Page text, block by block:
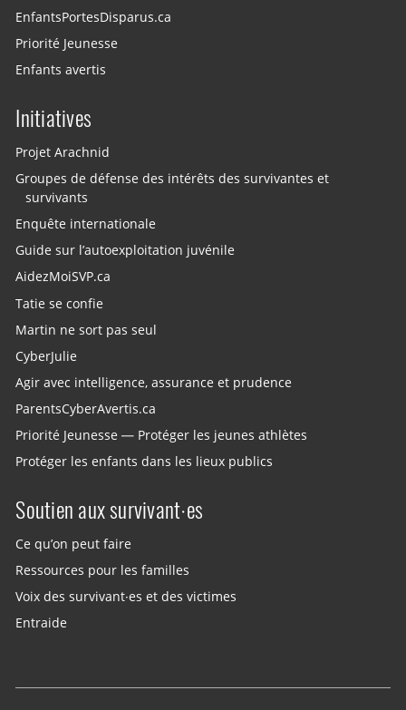
EnfantsPortesDisparus.ca
Priorité Jeunesse
Enfants avertis
Initiatives
Projet Arachnid
Groupes de défense des intérêts des survivantes et
survivants
Enquête internationale
Guide sur l’autoexploitation juvénile
AidezMoiSVP.ca
Tatie se confie
Martin ne sort pas seul
CyberJulie
Agir avec intelligence, assurance et prudence
ParentsCyberAvertis.ca
Priorité Jeunesse — Protéger les jeunes athlètes
Protéger les enfants dans les lieux publics
Soutien aux survivant·es
Ce qu’on peut faire
Ressources pour les familles
Voix des survivant·es et des victimes
Entraide